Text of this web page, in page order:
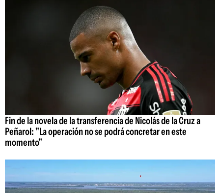
Fin de la novela de la transferencia de Nicolás de la Cruz a
Peñarol: "La operación no se podrá concretar en este
momento"